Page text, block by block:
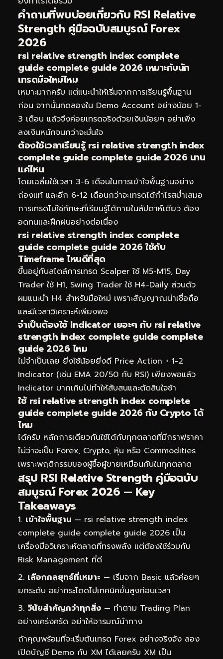
คำถามที่พบบ่อยเกี่ยวกับ RSI Relative
Strength คู่มือฉบับสมบูรณ์ Forex
2026
rsi relative strength index complete
guide complete guide 2026 เหมาะกับนัก
เทรดมือใหม่ไหม
เหมาะมากครับ แต่แนะนำให้เริ่มจากการเรียนรู้พื้นฐาน
ก่อน จากนั้นทดลองใน Demo Account อย่างน้อย 1-
3 เดือน แล้วจึงค่อยเทรดจริงด้วยเงินน้อยๆ อย่าเพิ่ง
ลงเงินหนักจนกว่าจะมั่นใจ
ต้องใช้เวลาเรียนรู้ rsi relative strength index
complete guide complete guide 2026 นาน
แค่ไหน
โดยเฉลี่ยใช้เวลา 3-6 เดือนในการเข้าใจพื้นฐานอย่าง
ถ่องแท้ และอีก 6-12 เดือนกว่าจะเทรดได้กำไรสม่ำเสมอ
การเทรดไม่ใช่ทักษะที่เรียนรู้ได้ภายในสัปดาห์เดียว ต้อง
อดทนและฝึกฝนอย่างต่อเนื่อง
rsi relative strength index complete
guide complete guide 2026 ใช้กับ
Timeframe ไหนดีที่สุด
ขึ้นอยู่กับสไตล์การเทรด Scalper ใช้ M5-M15, Day
Trader ใช้ H1, Swing Trader ใช้ H4-Daily ส่วนตัว
ผมแนะนำ H4 สำหรับมือใหม่ เพราะสัญญาณน่าเชื่อถือ
และมีเวลาวิเคราะห์เพียงพอ
จำเป็นต้องใช้ Indicator เยอะๆ กับ rsi relative
strength index complete guide complete
guide 2026 ไหม
ไม่จำเป็นเลย ยิ่งใช้น้อยยิ่งดี Price Action + 1-2
Indicator (เช่น EMA 20/50 กับ RSI) เพียงพอแล้ว
Indicator มากเกินไปทำให้สับสนและตัดสินใจช้า
ใช้ rsi relative strength index complete
guide complete guide 2026 กับ Crypto ได้
ไหม
ได้ครับ หลักการเดียวกันใช้ได้กับทุกตลาดที่มีกราฟราคา
ไม่ว่าจะเป็น Forex, Crypto, หุ้น หรือ Commodities
เพราะพฤติกรรมของผู้ซื้อผู้ขายเหมือนกันในทุกตลาด
สรุป RSI Relative Strength คู่มือฉบับ
สมบูรณ์ Forex 2026 — Key
Takeaways
เข้าใจพื้นฐาน — rsi relative strength index
complete guide complete guide 2026 เป็น
เครื่องมือวิเคราะห์ตลาดที่ทรงพลัง แต่ต้องใช้ร่วมกับ
Risk Management ที่ดี
เลือกกลยุทธ์ที่เหมาะ — เริ่มจาก Basic แล้วค่อยๆ
ยกระดับ อย่ากระโดดไปเทคนิคขั้นสูงก่อนเวลา
วินัยสำคัญกว่าทุกสิ่ง — ทำตาม Trading Plan
อย่างเคร่งครัด อย่าให้อารมณ์นำทาง
ถ้าคุณพร้อมที่จะเริ่มต้นเทรด Forex อย่างจริงจัง ลอง
เปิดบัญชี Demo กับ XM ได้เลยครับ XM เป็น